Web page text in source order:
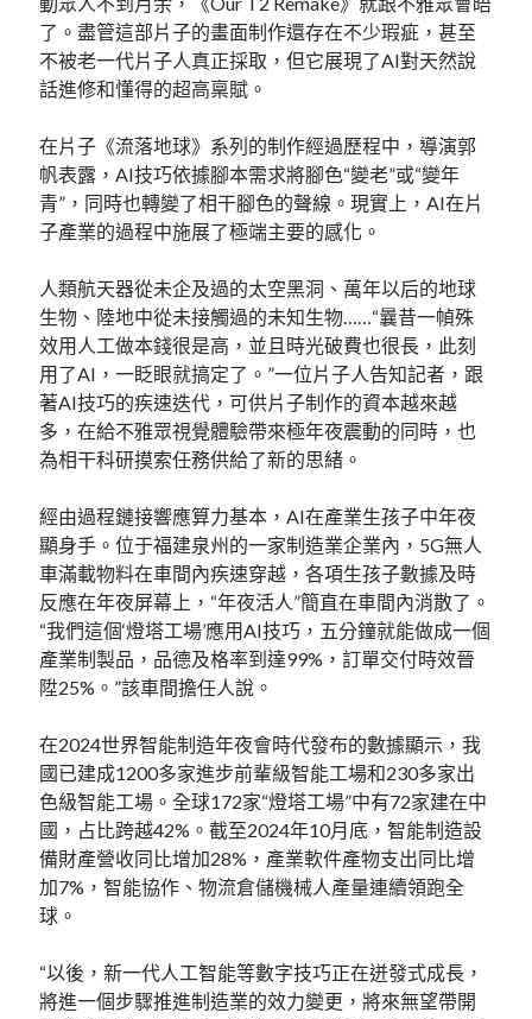
了。盡管這部片子的畫面制作還存在不少瑕疵，甚至
不被老一代片子人真正採取，但它展現了AI對天然說
話進修和懂得的超高稟賦。
在片子《流落地球》系列的制作經過歷程中，導演郭
帆表露，AI技巧依據腳本需求將腳色“變老”或“變年
青”，同時也轉變了相干腳色的聲線。現實上，AI在片
子產業的過程中施展了極端主要的感化。
人類航天器從未企及過的太空黑洞、萬年以后的地球
生物、陸地中從未接觸過的未知生物……“曩昔一幀殊
效用人工做本錢很是高，並且時光破費也很長，此刻
用了AI，一眨眼就搞定了。”一位片子人告知記者，跟
著AI技巧的疾速迭代，可供片子制作的資本越來越
多，在給不雅眾視覺體驗帶來極年夜震動的同時，也
為相干科研摸索任務供給了新的思緒。
經由過程鏈接響應算力基本，AI在產業生孩子中年夜
顯身手。位于福建泉州的一家制造業企業內，5G無人
車滿載物料在車間內疾速穿越，各項生孩子數據及時
反應在年夜屏幕上，“年夜活人”簡直在車間內消散了。
“我們這個‘燈塔工場’應用AI技巧，五分鐘就能做成一個
產業制製品，品德及格率到達99%，訂單交付時效晉
陞25%。”該車間擔任人說。
在2024世界智能制造年夜會時代發布的數據顯示，我
國已建成1200多家進步前輩級智能工場和230多家出
色級智能工場。全球172家“燈塔工場”中有72家建在中
國，占比跨越42%。截至2024年10月底，智能制造設
備財產營收同比增加28%，產業軟件產物支出同比增
加7%，智能協作、物流倉儲機械人產量連續領跑全
球。
“以後，新一代人工智能等數字技巧正在迸發式成長，
將進一個步驟推進制造業的效力變更，將來無望帶開